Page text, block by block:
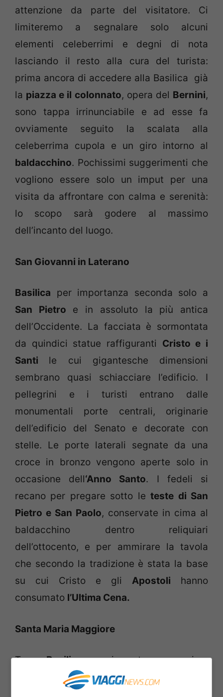
attenzione da parte del visitatore. Ci
limiteremo a segnalare solo alcuni
elementi celeberrimi e degni di nota
lasciando il resto alla cura del turista:
prima ancora di accedere alla Basilica già
la piazza e il colonnato, opera del Bernini,
sono tappa irrinunciabile e ad esse fa
ovviamente seguito la scalata alla
celeberrima cupola e un giro intorno al
baldacchino. Pochissimi suggerimenti che
vogliono essere solo un imput per una
visita da affrontare con calma e serenità:
lo scopo sarà godere al massimo
dell’incanto del luogo.
San Giovanni in Laterano
Basilica per importanza seconda solo a
San Pietro e in assoluto la più antica
dell’Occidente. La facciata è sormontata
da quindici statue raffiguranti Cristo e i
Santi le cui gigantesche dimensioni
sembrano quasi schiacciare l’edificio. I
pellegrini e i turisti entrano dalle
monumentali porte centrali, originarie
dell’edificio del Senato e decorate con
stelle. Le porte laterali segnate da una
croce in bronzo vengono aperte solo in
occasione dell‘Anno Santo. I fedeli si
recano per pregare sotto leteste di San
Pietro e San Paolo, conservate in cima al
baldacchino dentro reliquiari
dell’ottocento, e per ammirare la tavola
che secondo la tradizione è stata la base
su cui Cristo e gli Apostoli hanno
consumato l’Ultima Cena.
Santa Maria Maggiore
TerzaBasilicaper importanza e prima
voluta non da un imperatore ma da un